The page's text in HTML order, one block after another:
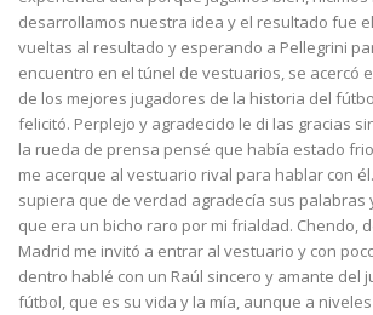
desarrollamos nuestra idea y el resultado fue
vueltas al resultado y esperando a Pellegrini
encuentro en el túnel de vestuarios, se acercó
de los mejores jugadores de la historia del
felicitó. Perplejo y agradecido le di las gracias
la rueda de prensa pensé que había estado
me acerque al vestuario rival para hablar con
supiera que de verdad agradecía sus palabras
que era un bicho raro por mi frialdad. Chendo,
Madrid me invitó a entrar al vestuario y con
dentro hablé con un Raúl sincero y amante del
fútbol, que es su vida y la mía, aunque a